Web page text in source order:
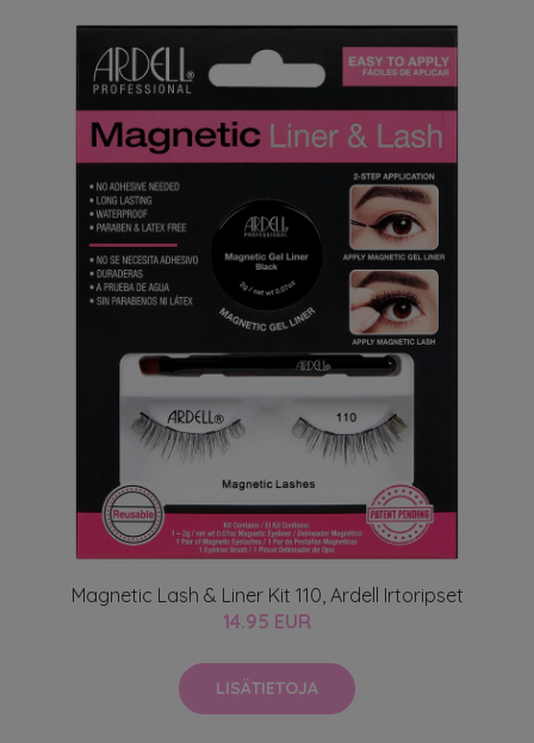
Magnetic Lash & Liner Kit 110, Ardell Irtoripset
14.95 EUR
LISÄTIETOJA